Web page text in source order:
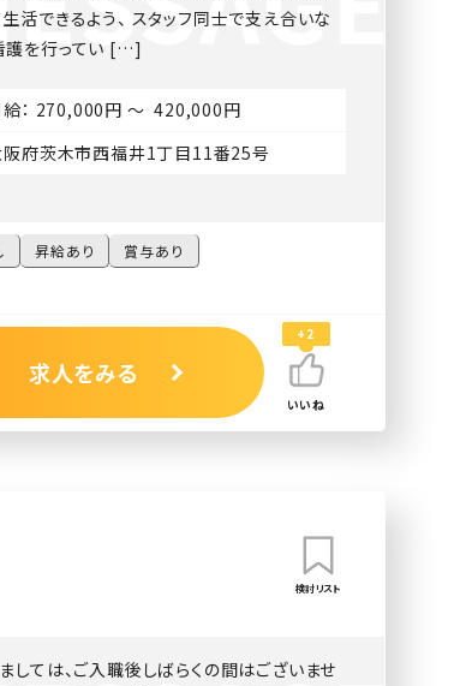
昇給あり
賞与あり
活できるよう、 スタッフ同士で支え合いな
護を行ってい […]
給： 270,000円 〜 420,000円
府茨木市西福井1丁目11番25号
求人をみる
+2
いいね
検討リスト
しては、ご入職後しばらくの間はございませ